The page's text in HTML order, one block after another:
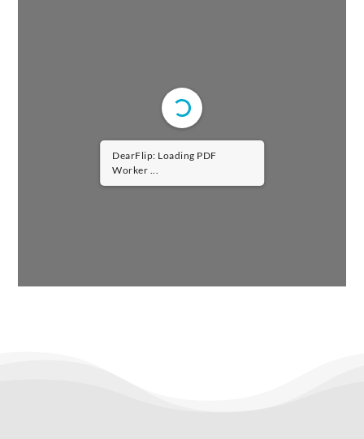
DearFlip: Loading PDF
Worker ...